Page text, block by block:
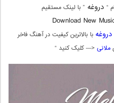
“ دروغه” با لینک مستقیم
Download New
دروغهبا بالاترین کیفیت در آهنگ فاخر
ملانی <— کلیک کنید “